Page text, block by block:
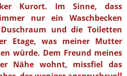
Kurort. Im Sinne, dass
nur ein Waschbecken
und die Toiletten
Etage, was meiner Mutter
würde. Dem Freund meines
Nähe wohnt, missfiel das